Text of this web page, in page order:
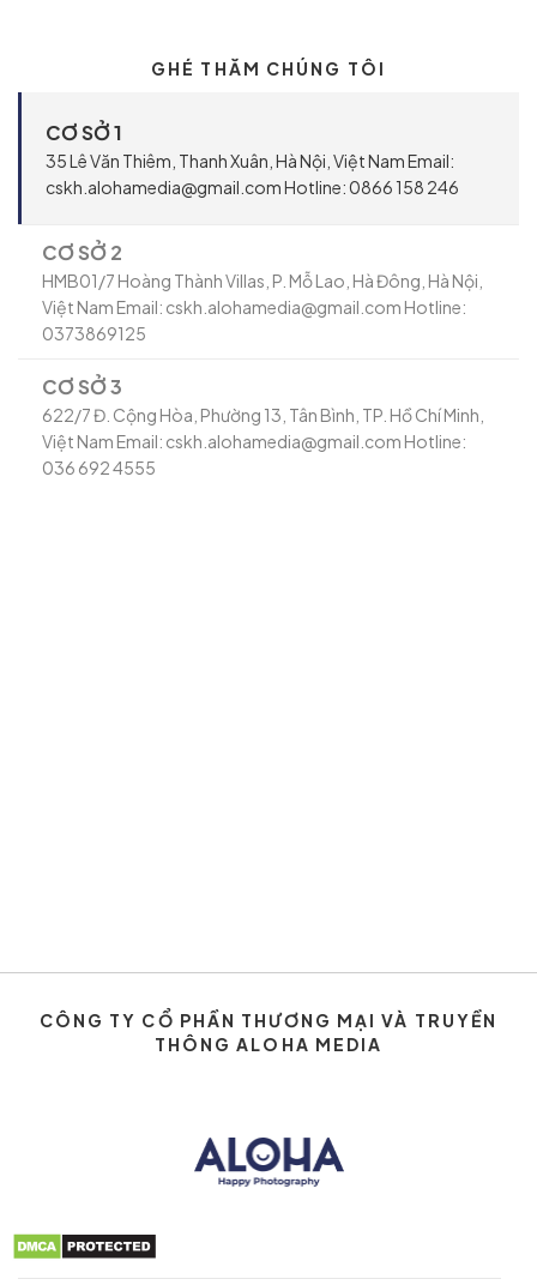
GHÉ THĂM CHÚNG TÔI
CƠ SỞ 1
35 Lê Văn Thiêm, Thanh Xuân, Hà Nội, Việt Nam Email:
cskh.alohamedia@gmail.com Hotline: 0866 158 246
CƠ SỞ 2
HMB01/7 Hoàng Thành Villas, P. Mỗ Lao, Hà Đông, Hà Nội,
Việt Nam Email: cskh.alohamedia@gmail.com Hotline:
0373869125
CƠ SỞ 3
622/7 Đ. Cộng Hòa, Phường 13, Tân Bình, TP. Hồ Chí Minh,
Việt Nam Email: cskh.alohamedia@gmail.com Hotline:
036 692 4555
CÔNG TY CỔ PHẦN THƯƠNG MẠI VÀ TRUYỀN
THÔNG ALOHA MEDIA